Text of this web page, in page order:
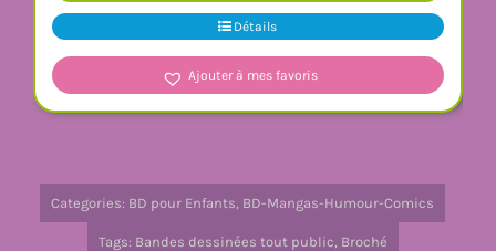
Détails
Ajouter à mes favoris
Categories: BD pour Enfants BD-Mangas-Humour-Comics
Tags: Bandes dessinées tout public Broché